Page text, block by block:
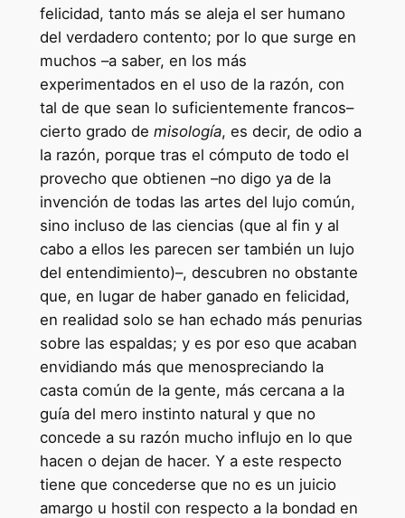
felicidad, tanto más se aleja el ser humano
del verdadero contento; por lo que surge en
muchos –a saber, en los más
experimentados en el uso de la razón, con
tal de que sean lo suficientemente francos–
cierto grado de misología, es decir, de odio a
la razón, porque tras el cómputo de todo el
provecho que obtienen –no digo ya de la
invención de todas las artes del lujo común,
sino incluso de las ciencias (que al fin y al
cabo a ellos les parecen ser también un lujo
del entendimiento)–, descubren no obstante
que, en lugar de haber ganado en felicidad,
en realidad solo se han echado más penurias
sobre las espaldas; y es por eso que acaban
envidiando más que menospreciando la
casta común de la gente, más cercana a la
guía del mero instinto natural y que no
concede a su razón mucho influjo en lo que
hacen o dejan de hacer. Y a este respecto
tiene que concederse que no es un juicio
amargo u hostil con respecto a la bondad en